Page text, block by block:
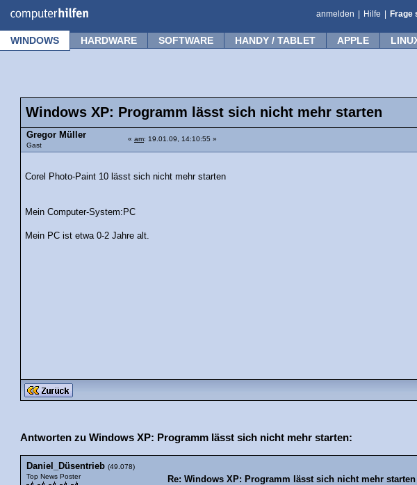
anmelden Hilfe Frage
WINDOWS HARDWARE SOFTWARE HANDY / TABLET APPLE
Windows XP: Programm lässt sich nicht mehr starten
Gregor Müller
Gast
« am: 19.01.09, 14:10:55 »
Corel Photo-Paint 10 lässt sich nicht mehr starten
Mein Computer-System:PC
Mein PC ist etwa 0-2 Jahre alt.
Antworten zu Windows XP: Programm lässt sich nicht mehr starten:
Daniel_Düsentrieb (49.078)
Top News Poster
Re: Windows XP: Programm lässt sich nicht mehr starten